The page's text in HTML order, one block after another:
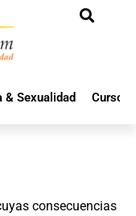
& Sexualidad Cursos
consecuencias